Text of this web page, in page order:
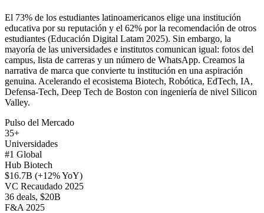
El 73% de los estudiantes latinoamericanos elige una institución
educativa por su reputación y el 62% por la recomendación de otros
estudiantes (Educación Digital Latam 2025). Sin embargo, la
mayoría de las universidades e institutos comunican igual: fotos del
campus, lista de carreras y un número de WhatsApp. Creamos la
narrativa de marca que convierte tu institución en una aspiración
genuina. Acelerando el ecosistema Biotech, Robótica, EdTech, IA,
Defensa-Tech, Deep Tech de Boston con ingeniería de nivel Silicon
Valley.
Pulso del Mercado
35+
Universidades
#1 Global
Hub Biotech
$16.7B (+12% YoY)
VC Recaudado 2025
36 deals, $20B
F&A 2025